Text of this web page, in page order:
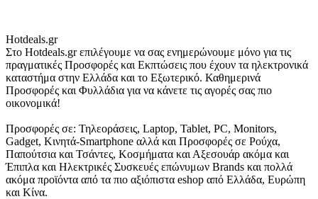
Hotdeals.gr
Στο Hotdeals.gr επιλέγουμε να σας ενημερώνουμε μόνο για τις
πραγματικές Προσφορές και Εκπτώσεις που έχουν τα ηλεκτρονικά
καταστήμα στην Ελλάδα και το Εξωτερικό. Καθημερινά
Προσφορές και Φυλλάδια για να κάνετε τις αγορές σας πιο
οικονομικά!
Προσφορές σε: Τηλεοράσεις, Laptop, Tablet, PC, Monitors,
Gadget, Κινητά-Smartphone αλλά και Προσφορές σε Ρούχα,
Παπούτσια και Τσάντες, Κοσμήματα και Αξεσουάρ ακόμα και
Έπιπλα και Ηλεκτρικές Συσκευές επώνυμων Brands και πολλά
ακόμα προϊόντα από τα πιο αξιόπιστα eshop από Ελλάδα, Ευρώπη
και Κίνα.